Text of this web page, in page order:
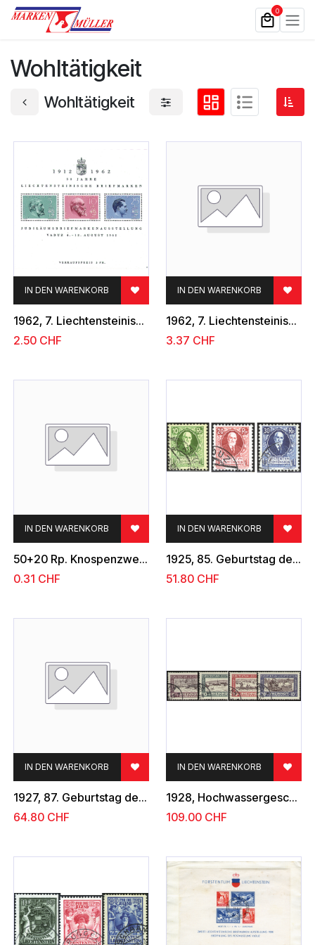
Zum Inhalt springen 0
Wohltätigkeit
Wohltätigkeit
1962, 7. Liechtensteinische Briefmarkenausstellung 50 Jahre Liechtensteinische Briefmarken 1912-1962
IN DEN WARENKORB
2.50 CHF
1962, 7. Liechtensteinische Briefmarkenausstellung 50 Jahre Liechtensteinische Briefmarken 1912-1962
IN DEN WARENKORB
3.37 CHF
50+20 Rp. Knospenzweig
IN DEN WARENKORB
0.31 CHF
1925, 85. Geburtstag des Fürsten Johann II.
IN DEN WARENKORB
51.80CHF
1927, 87. Geburtstag des Fürsten Johann II.
IN DEN WARENKORB
64.80 CHF
1928, Hochwassergeschädigte
IN DEN WARENKORB
109.00CHF